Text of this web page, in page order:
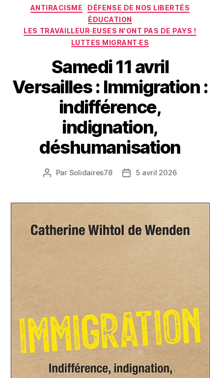
Catégories
ANTIRACISME
DÉFENSE DE NOS LIBERTÉS
ÉDUCATION
LES TRAVAILLEUR·EUSES N'ONT PAS DE PAYS !
LUTTES MIGRANT·ES
Samedi 11 avril
Versailles : Immigration :
indifférence,
indignation,
déshumanisation
Auteur
Par Solidaires78
Date5 avril 2026